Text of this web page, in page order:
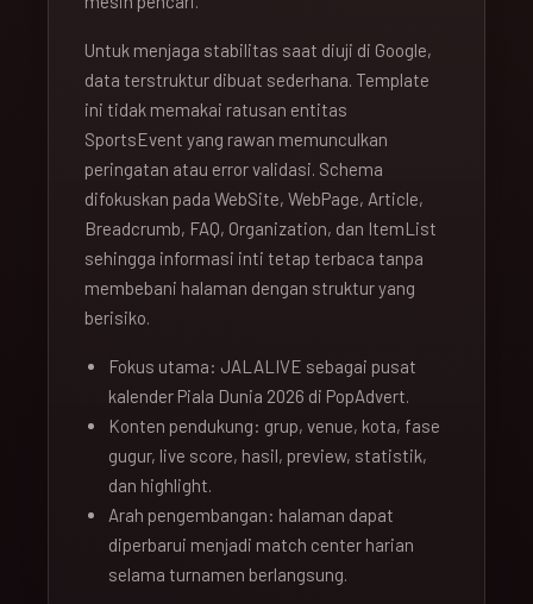
Untuk menjaga stabilitas saat diuji di Google,
data terstruktur dibuat sederhana. Template
ini tidak memakai ratusan entitas
SportsEvent yang rawan memunculkan
peringatan atau error validasi. Schema
difokuskan pada WebSite, WebPage, Article,
Breadcrumb, FAQ, Organization, dan ItemList
sehingga informasi inti tetap terbaca tanpa
membebani halaman dengan struktur yang
berisiko.
Fokus utama: JALALIVE sebagai pusat
kalender Piala Dunia 2026 di PopAdvert.
Konten pendukung: grup, venue, kota, fase
gugur, live score, hasil, preview, statistik,
dan highlight.
Arah pengembangan: halaman dapat
diperbarui menjadi match center harian
selama turnamen berlangsung.